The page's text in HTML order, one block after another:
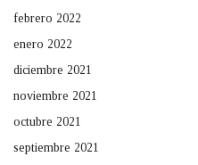
febrero 2022
enero 2022
diciembre 2021
noviembre 2021
octubre 2021
septiembre 2021